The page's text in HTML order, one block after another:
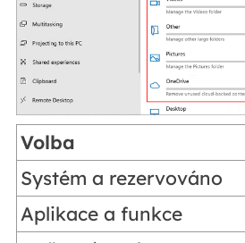
Volba
Systém a rezervováno
Aplikace a funkce